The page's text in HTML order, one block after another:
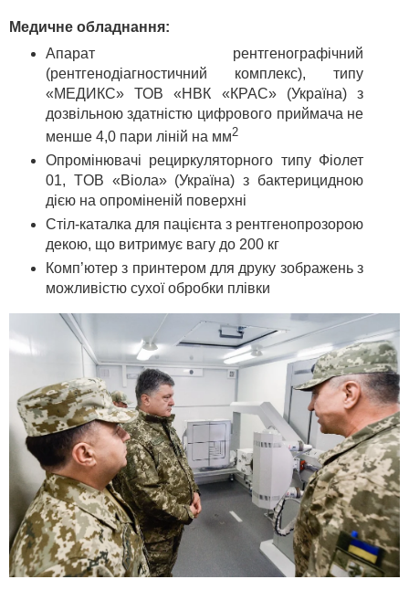
Медичне обладнання:
Апарат рентгенографічний
(рентгенодіагностичний комплекс), типу
«МЕДИКС» ТОВ «НВК «КРАС» (Україна) з
дозвільною здатністю цифрового приймача не
менше 4,0 пари ліній на мм2
Опромінювачі рециркуляторного типу Фіолет
01, TOB «Віола» (Україна) з бактерицидною
дією на опроміненій поверхні
Стіл-каталка для пацієнта з рентгенопрозорою
декою, що витримує вагу до 200 кг
Комп’ютер з принтером для друку зображень з
можливістю сухої обробки плівки